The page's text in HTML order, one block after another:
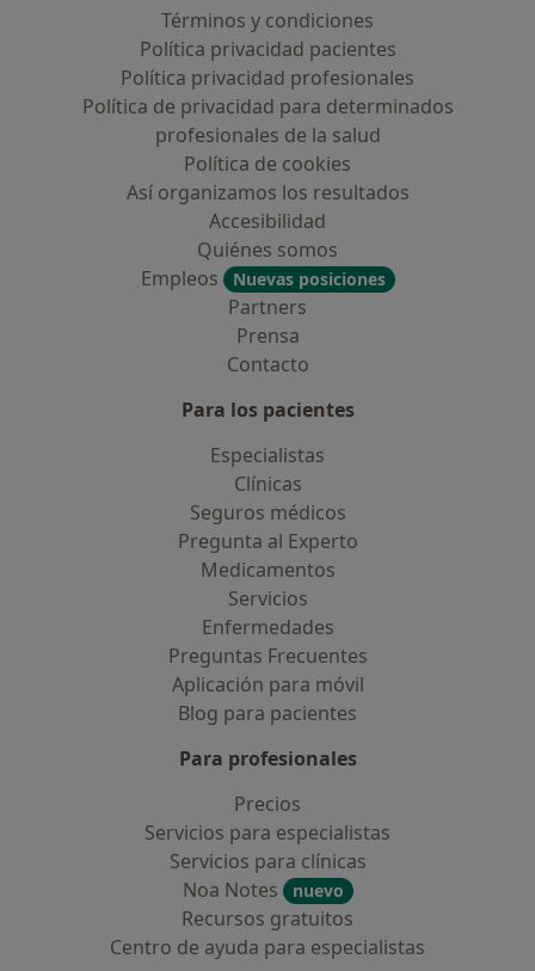
Términos y condiciones
Política privacidad pacientes
Política privacidad profesionales
Política de privacidad para determinados
profesionales de la salud
Política de cookies
Así organizamos los resultados
Accesibilidad
Quiénes somos
Empleos
Nuevas posiciones
Partners
Prensa
Contacto
Para los pacientes
Especialistas
Clínicas
Seguros médicos
Pregunta al Experto
Medicamentos
Servicios
Enfermedades
Preguntas Frecuentes
Aplicación para móvil
Blog para pacientes
Para profesionales
Precios
Servicios para especialistas
Servicios para clínicas
Noa Notes
nuevo
Recursos gratuitos
Centro de ayuda para especialistas